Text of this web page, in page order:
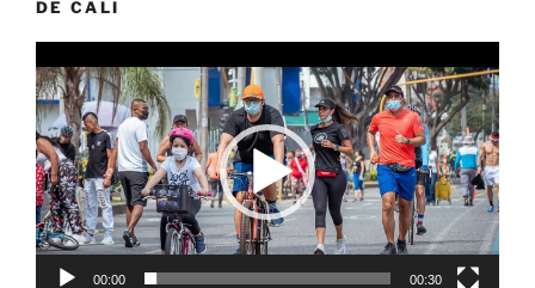
DE CALI
de
vídeo
00:00 00:30